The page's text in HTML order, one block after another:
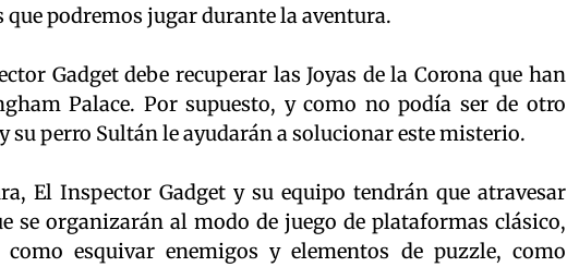
podremos jugar durante la aventura.
Gadget debe recuperar las Joyas de la Corona que han
Palace. Por supuesto, y como no podía ser de otro
su perro Sultán le ayudarán a solucionar este misterio.
El Inspector Gadget y su equipo tendrán que atravesar
se organizarán al modo de juego de plataformas clásico,
como esquivar enemigos y elementos de puzzle, como